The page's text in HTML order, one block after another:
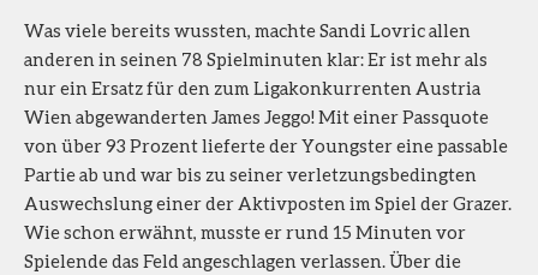
Was viele bereits wussten, machte Sandi Lovric allen
anderen in seinen 78 Spielminuten klar: Er ist mehr als
nur ein Ersatz für den zum Ligakonkurrenten Austria
Wien abgewanderten James Jeggo! Mit einer Passquote
von über 93 Prozent lieferte der Youngster eine passable
Partie ab und war bis zu seiner verletzungsbedingten
Auswechslung einer der Aktivposten im Spiel der Grazer.
Wie schon erwähnt, musste er rund 15 Minuten vor
Spielende das Feld angeschlagen verlassen. Über die